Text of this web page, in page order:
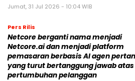
Jumat, 31 Jul 2026 - 10:04 WIB
Pers Rilis
Netcore berganti nama menjadi
Netcore.ai dan menjadi platform
pemasaran berbasis AI agen
yang turut bertanggung jawab atas
pertumbuhan pelanggan